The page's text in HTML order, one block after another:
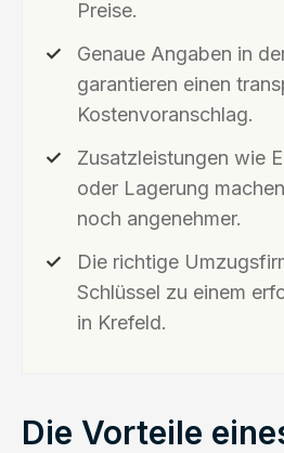
Preise.
Genaue Angaben in
garantieren einen
Kostenvoranschlag.
Zusatzleistungen wie
oder Lagerung
noch angenehmer.
Die richtige
Schlüssel zu einem
in Krefeld.
Die Vorteile